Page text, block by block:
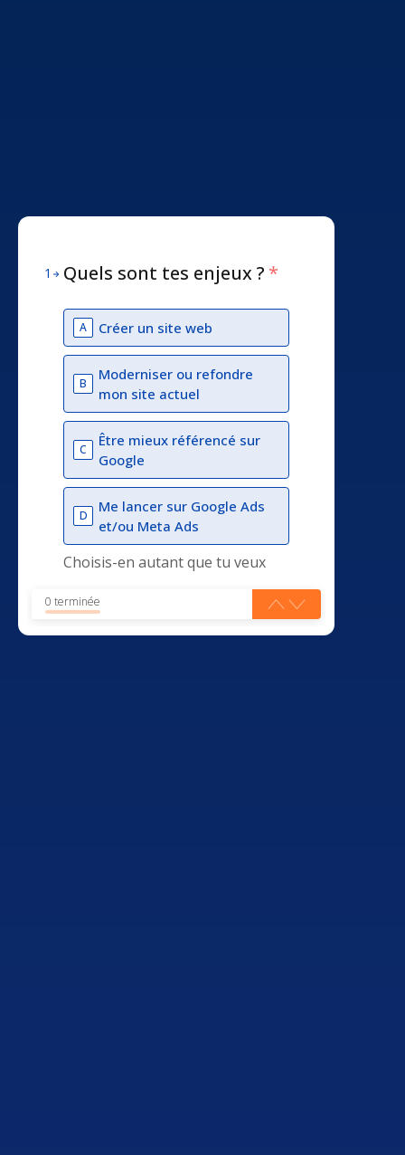
1 Quels sont tes enjeux ? *
A Créer un site web
B
Moderniser ou refondre
mon site actuel
C
Être mieux référencé sur
Google
D
Me lancer sur Google Ads
et/ou Meta Ads
Choisis-en autant que tu veux
0 terminée